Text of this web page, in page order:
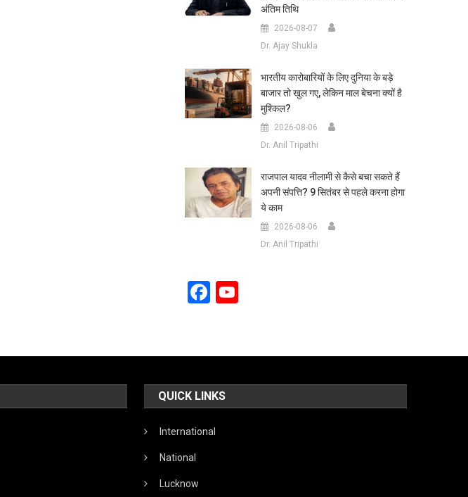
अंतिम तिथि
2026-08-07
Dr. Ajay Shukla
भारतीय कारोबारियों के लिए दुनिया के बड़े
बाजार तो खुल गए, लेकिन माल बेचना क्यों है
मुश्किल?
2026-08-06
Dr. Anil Tripathi
राजपाल यादव नीलामी से कैसे बचा सकते हैं
अपनी संपत्ति? 9 सितंबर से पहले करना होगा
ये काम
2026-08-06
Dr. Anil Tripathi
Facebook
QUICK LINKS
International
National
Lucknow